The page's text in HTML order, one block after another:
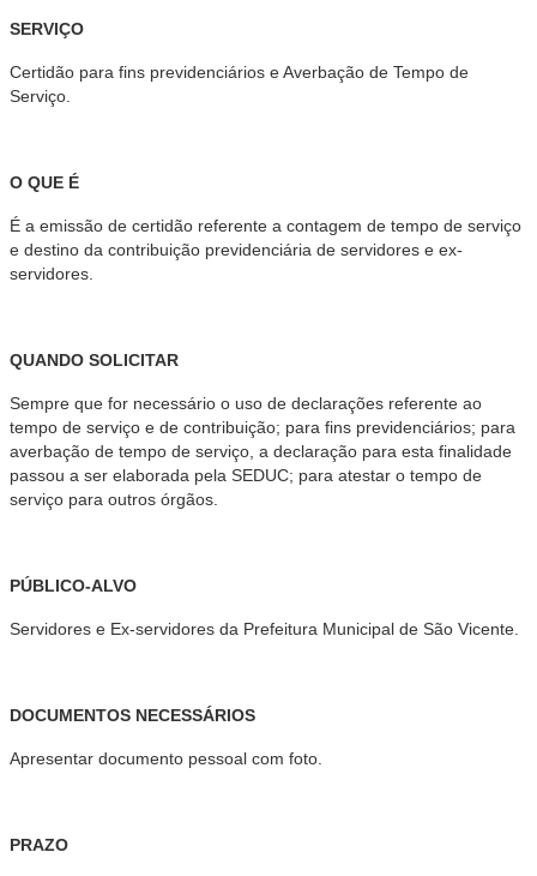
SERVIÇO
Certidão para fins previdenciários e Averbação de Tempo de
Serviço.
O QUE É
É a emissão de certidão referente a contagem de tempo de serviço
e destino da contribuição previdenciária de servidores e ex-
servidores.
QUANDO SOLICITAR
Sempre que for necessário o uso de declarações referente ao
tempo de serviço e de contribuição; para fins previdenciários; para
averbação de tempo de serviço, a declaração para esta finalidade
passou a ser elaborada pela SEDUC; para atestar o tempo de
serviço para outros órgãos.
PÚBLICO-ALVO
Servidores e Ex-servidores da Prefeitura Municipal de São Vicente.
DOCUMENTOS NECESSÁRIOS
Apresentar documento pessoal com foto.
PRAZO